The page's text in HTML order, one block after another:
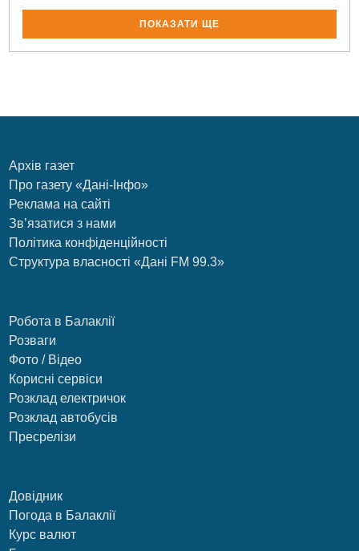
ПОКАЗАТИ ЩЕ
Архів газет
Про газету «Дані-Інфо»
Реклама на сайті
Зв’язатися з нами
Політика конфіденційності
Структура власності «Дані FM 99.3»
Робота в Балаклії
Розваги
Фото / Відео
Корисні сервіси
Розклад електричок
Розклад автобусів
Пресрелізи
Довідник
Погода в Балаклії
Курс валют